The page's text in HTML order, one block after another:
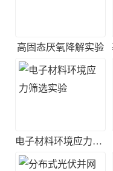
高固态厌氧降解实验
电子材料环境应力筛选实验